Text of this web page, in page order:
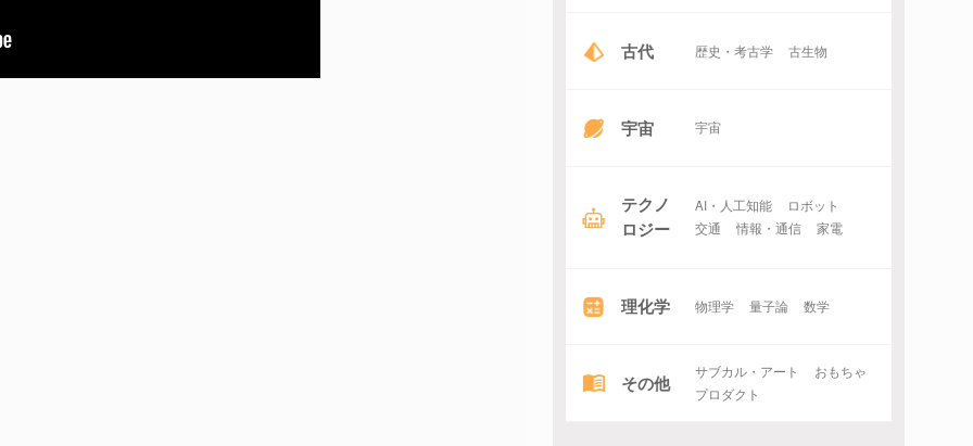
古代 歴史・考古学 古生物
宇宙 宇宙
テクノ
ロジー
AI・人工知能
ロボット
交通
情報・通信 家電
理化学 物理学 量子論 数学
その他 サブカル・アート
おもちゃ
プロダクト